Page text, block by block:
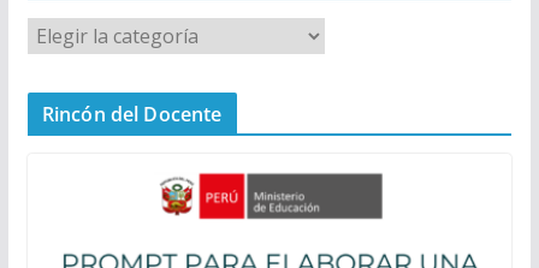
M
n
Rincón del Docente